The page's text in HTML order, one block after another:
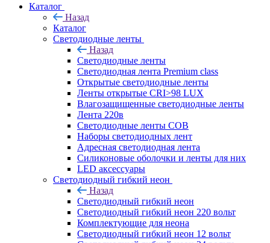
Каталог
Назад
Каталог
Светодиодные ленты
Назад
Светодиодные ленты
Светодиодная лента Premium class
Открытые светодиодные ленты
Ленты открытые CRI>98 LUX
Влагозащищенные светодиодные ленты
Лента 220в
Светодиодные ленты COB
Наборы светодиодных лент
Адресная светодиодная лента
Силиконовые оболочки и ленты для них
LED аксессуары
Светодиодный гибкий неон
Назад
Светодиодный гибкий неон
Светодиодный гибкий неон 220 вольт
Комплектующие для неона
Светодиодный гибкий неон 12 вольт